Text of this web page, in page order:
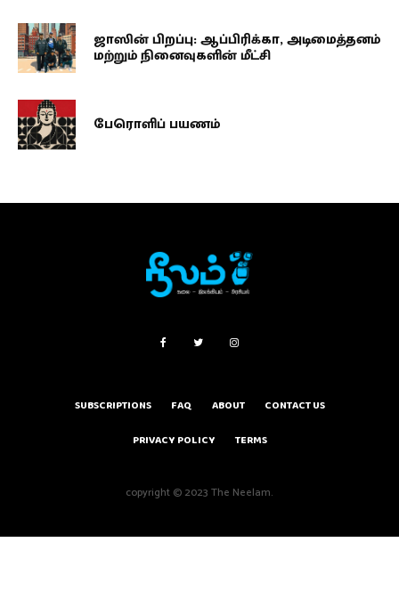
ஜாஸின் பிறப்பு: ஆப்பிரிக்கா, அடிமைத்தனம்
மற்றும் நினைவுகளின் மீட்சி
பேரொளிப் பயணம்
SUBSCRIPTIONS FAQ ABOUT CONTACT US
PRIVACY POLICY TERMS
copyright © 2023 The Neelam.